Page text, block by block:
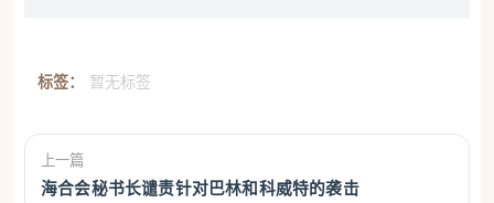
标签： 暂无标签
上一篇
海合会秘书长谴责针对巴林和科威特的袭击